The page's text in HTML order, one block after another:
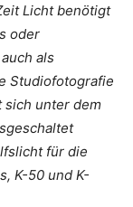
Licht benötigt
oder
als
Studiofotografie
sich unter dem
für die
K-50 und K-